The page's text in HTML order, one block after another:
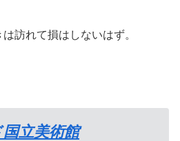
訪れて損はしないはず。
立美術館